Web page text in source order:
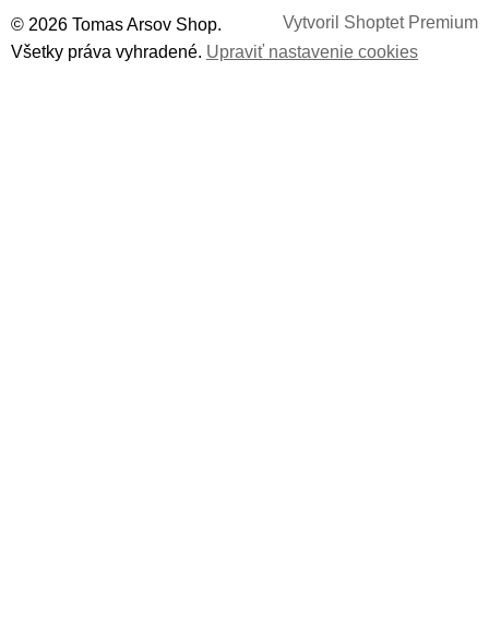
Vytvoril Shoptet Premium
© 2026 Tomas Arsov Shop.
Všetky práva vyhradené. Upraviť nastavenie cookies